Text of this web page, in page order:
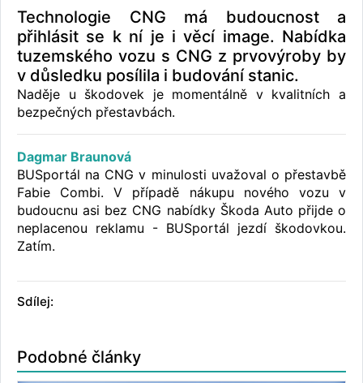
Technologie CNG má budoucnost a
přihlásit se k ní je i věcí image. Nabídka
tuzemského vozu s CNG z prvovýroby by
v důsledku posílila i budování stanic.
Naděje u škodovek je momentálně v kvalitních a
bezpečných přestavbách.
Dagmar Braunová
BUSportál na CNG v minulosti uvažoval o přestavbě
Fabie Combi. V případě nákupu nového vozu v
budoucnu asi bez CNG nabídky Škoda Auto přijde o
neplacenou reklamu - BUSportál jezdí škodovkou.
Zatím.
Sdílej:
Podobné články